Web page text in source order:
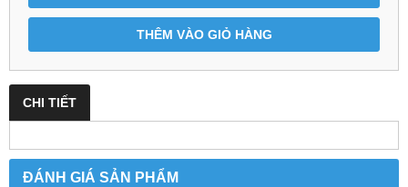
THÊM VÀO GIỎ HÀNG
CHI TIẾT
ĐÁNH GIÁ SẢN PHẨM